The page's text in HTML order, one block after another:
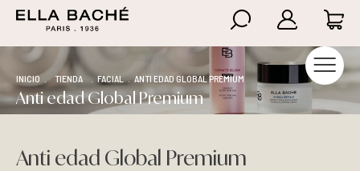
INICIO TIENDA FACIAL . ANTI EDAD GLOBAL PREMIUM
Anti edad Global Premium
Anti edad Global Premium
Higiene
Summer Essentials
Anti-celulíticos
Reafirmantes
Nutricosméticos Ella Baché
Nutricosméticos Florêve
Atención al cliente
Preguntas frecuentes
Iniciar Sesión
Crear cuenta
Aviso legal y privacidad
Condiciones de compra